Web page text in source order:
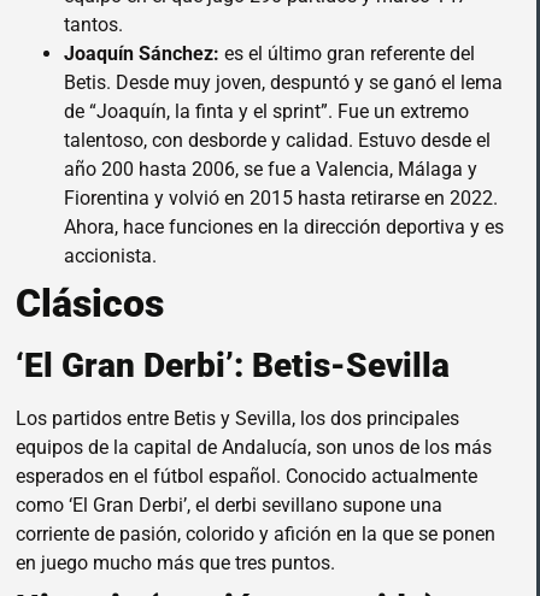
tantos.
Joaquín Sánchez: es el último gran referente del
Betis. Desde muy joven, despuntó y se ganó el lema
de “Joaquín, la finta y el sprint”. Fue un extremo
talentoso, con desborde y calidad. Estuvo desde el
año 200 hasta 2006, se fue a Valencia, Málaga y
Fiorentina y volvió en 2015 hasta retirarse en 2022.
Ahora, hace funciones en la dirección deportiva y es
accionista.
Clásicos
‘El Gran Derbi’: Betis-Sevilla
Los partidos entre Betis y Sevilla, los dos principales
equipos de la capital de Andalucía, son unos de los más
esperados en el fútbol español. Conocido actualmente
como ‘El Gran Derbi’, el derbi sevillano supone una
corriente de pasión, colorido y afición en la que se ponen
en juego mucho más que tres puntos.